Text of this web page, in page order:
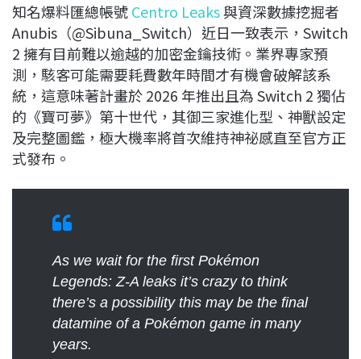
知名爆料匯總帳號Centro Leaks與資深數據挖掘者
Anubis（@Sibuna_Switch）近日一致表示，Switch
2 擁有目前難以逾越的加密金鑰技術。業界專家預
測，駭客可能需要耗費數年時間才有機會破解該系
統，這意味著計畫於 2026 年推出且為 Switch 2 獨佔
的《寶可夢》第十世代，其御三家進化型、神獸設定
及完整圖鑑，極大機率將首次維持神祕感直至官方正
式發布。
As we wait for the first Pokémon
Legends: Z-A leaks it’s crazy to think
there’s a possibility this may be the final
datamine of a Pokémon game in many
years.